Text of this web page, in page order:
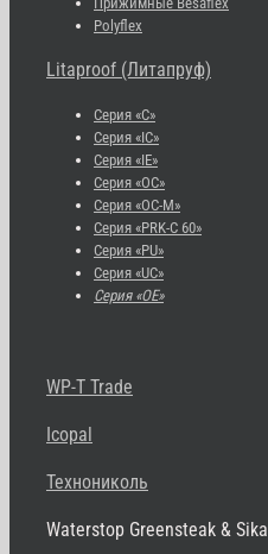
Polyflex
Litaproof (Литапруф)
Серия «С»
Серия «IC»
Серия «IE»
Серия «OC»
Серия «OC-M»
Серия «PRK-C 60»
Серия «PU»
Серия «UC»
Серия «OE»
WP-T Trade
Icopal
Технониколь
Waterstop Greensteak & Sika